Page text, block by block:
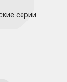
серии